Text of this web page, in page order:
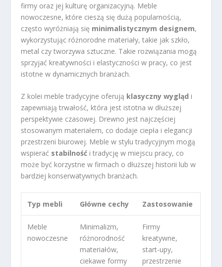
firmy oraz jej kulturę organizacyjną. Meble
nowoczesne, które cieszą się dużą popularnością,
często wyróżniają się minimalistycznym designem,
wykorzystując różnorodne materiały, takie jak szkło,
metal czy tworzywa sztuczne. Takie rozwiązania mogą
sprzyjać kreatywności i elastyczności w pracy, co jest
istotne w dynamicznych branżach.
Z kolei meble tradycyjne oferują klasyczny wygląd i
zapewniają trwałość, która jest istotna w dłuższej
perspektywie czasowej. Drewno jest najczęściej
stosowanym materiałem, co dodaje ciepła i elegancji
przestrzeni biurowej. Meble w stylu tradycyjnym mogą
wspierać stabilność i tradycję w miejscu pracy, co
może być korzystne w firmach o dłuższej historii lub w
bardziej konserwatywnych branżach.
Typ mebli Główne cechy Zastosowanie
Meble
nowoczesne
Minimalizm,
różnorodność
materiałów,
ciekawe formy
Firmy
kreatywne,
start-upy,
przestrzenie